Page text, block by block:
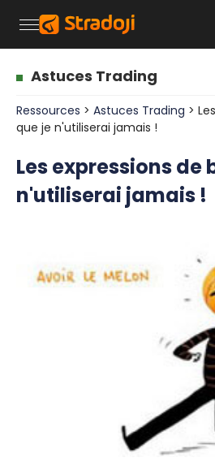
Astuces Trading
Ressources > Astuces Trading > Les expressions de bourse
que je n'utiliserai jamais !
Les expressions de
n'utiliserai jamais !